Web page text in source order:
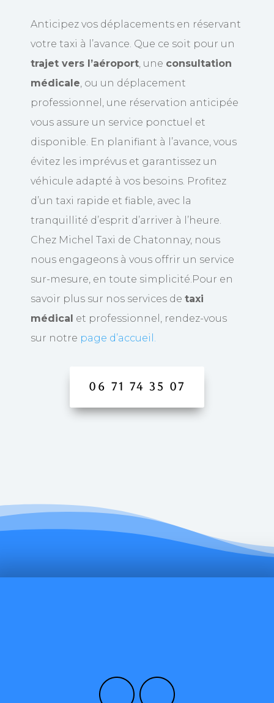
Anticipez vos déplacements en réservant
votre taxi à l’avance. Que ce soit pour un
trajet vers l’aéroport , une consultation
médicale , ou un déplacement
professionnel, une réservation anticipée
vous assure un service ponctuel et
disponible. En planifiant à l’avance, vous
évitez les imprévus et garantissez un
véhicule adapté à vos besoins. Profitez
d’un taxi rapide et fiable, avec la
tranquillité d’esprit d’arriver à l’heure.
Chez Michel Taxi de Chatonnay, nous
nous engageons à vous offrir un service
sur-mesure, en toute simplicité.Pour en
savoir plus sur nos services de taxi
médical et professionnel, rendez-vous
sur notre page d’accueil.
06 71 74 35 07